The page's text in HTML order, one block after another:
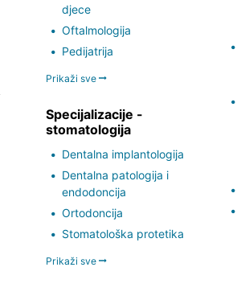
djece
Oftalmologija
Pedijatrija
Prikaži sve
Specijalizacije -
stomatologija
Dentalna implantologija
Dentalna patologija i
endodoncija
Ortodoncija
Stomatološka protetika
Prikaži sve